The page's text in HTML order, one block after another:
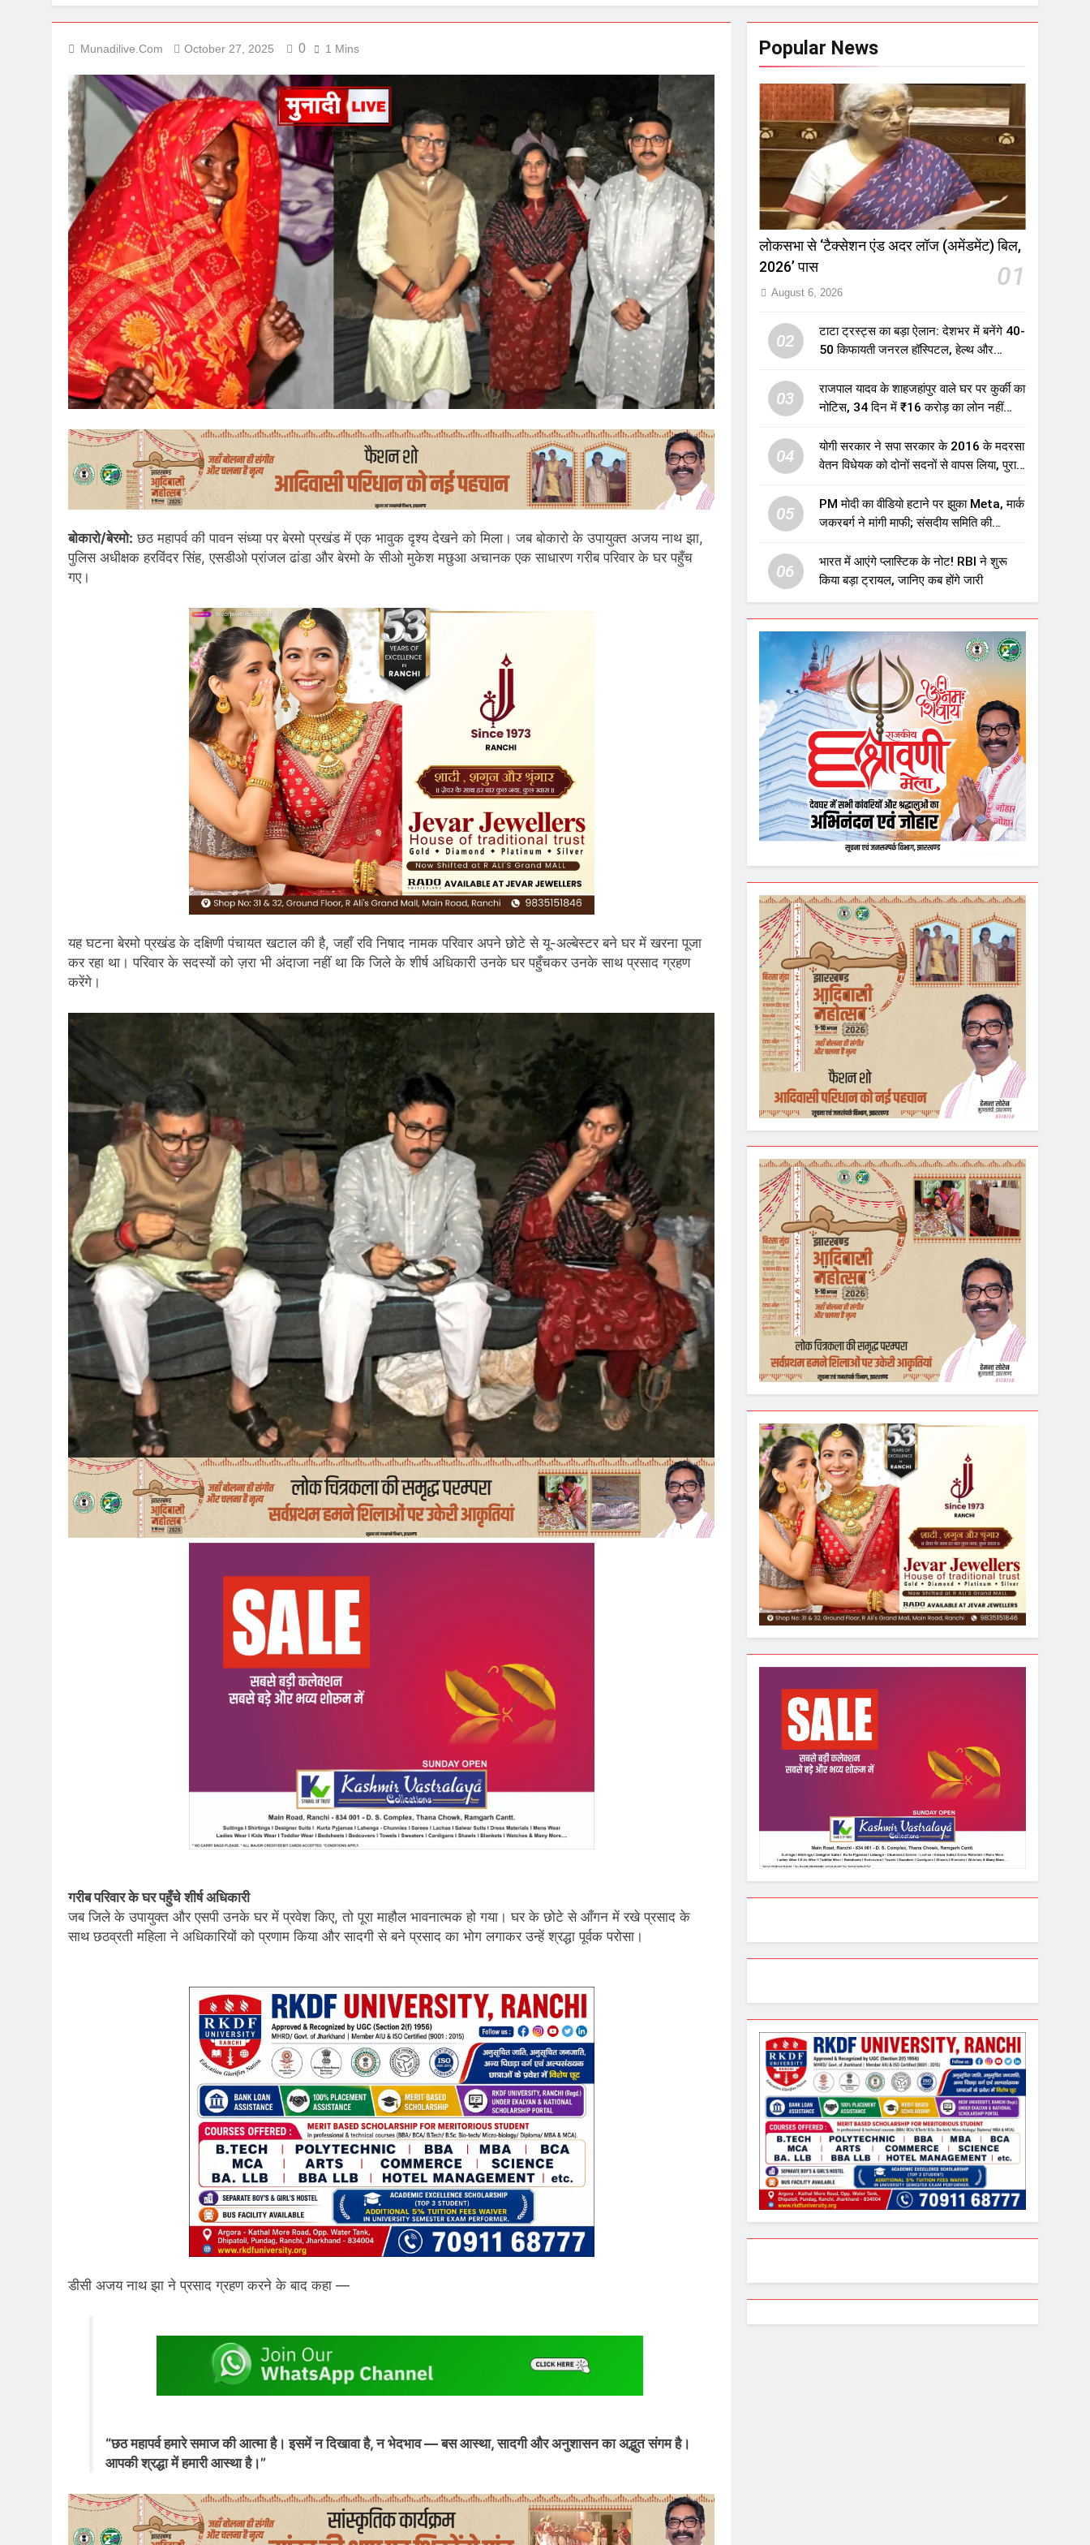
Munadilive.com October 27, 2025 0 1 Mins
बोकारो/बेरमो: छठ महापर्व की पावन संध्या पर बेरमो प्रखंड में एक भावुक दृश्य देखने को मिला। जब बोकारो के उपायुक्त अजय नाथ झा,
पुलिस अधीक्षक हरविंदर सिंह, एसडीओ प्रांजल ढांडा और बेरमो के सीओ मुकेश मछुआ अचानक एक साधारण गरीब परिवार के घर पहुँच
गए।
यह घटना बेरमो प्रखंड के दक्षिणी पंचायत खटाल की है, जहाँ रवि निषाद नामक परिवार अपने छोटे से यू-अल्बेस्टर बने घर में खरना पूजा
कर रहा था। परिवार के सदस्यों को ज़रा भी अंदाजा नहीं था कि जिले के शीर्ष अधिकारी उनके घर पहुँचकर उनके साथ प्रसाद ग्रहण
करेंगे।
गरीब परिवार के घर पहुँचे शीर्ष अधिकारी
जब जिले के उपायुक्त और एसपी उनके घर में प्रवेश किए, तो पूरा माहौल भावनात्मक हो गया। घर के छोटे से आँगन में रखे प्रसाद के
साथ छठव्रती महिला ने अधिकारियों को प्रणाम किया और सादगी से बने प्रसाद का भोग लगाकर उन्हें श्रद्धा पूर्वक परोसा।
डीसी अजय नाथ झा ने प्रसाद ग्रहण करने के बाद कहा —
“छठ महापर्व हमारे समाज की आत्मा है। इसमें न दिखावा है, न भेदभाव — बस आस्था, सादगी और अनुशासन का अद्भुत संगम है।
आपकी श्रद्धा में हमारी आस्था है।”
Popular News
लोकसभा से ‘टैक्सेशन एंड अदर लॉज (अमेंडमेंट) बिल,
2026’ पास
01
August 6, 2026
02
टाटा ट्रस्ट्स का बड़ा ऐलान: देशभर में बनेंगे 40-
50 किफायती जनरल हॉस्पिटल, हेल्थ और
03
राजपाल यादव के शाहजहांपुर वाले घर पर कुर्की का
नोटिस, 34 दिन में ₹16 करोड़ का लोन नहीं
04
योगी सरकार ने सपा सरकार के 2016 के मदरसा
वेतन विधेयक को दोनों सदनों से वापस लिया, पुराने
उठाए सवाल
05
PM मोदी का वीडियो हटाने पर झुका Meta, मार्क
जकरबर्ग ने मांगी माफी; संसदीय समिति की
06
भारत में आएंगे प्लास्टिक के नोट! RBI ने शुरू
किया बड़ा ट्रायल, जानिए कब होंगे जारी